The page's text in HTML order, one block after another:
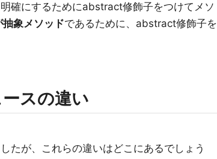
確にするためにabstract修飾子をつけてメソ
抽象メソッドであるために、abstract修飾子を
スの違い
たが、これらの違いはどこにあるでしょう